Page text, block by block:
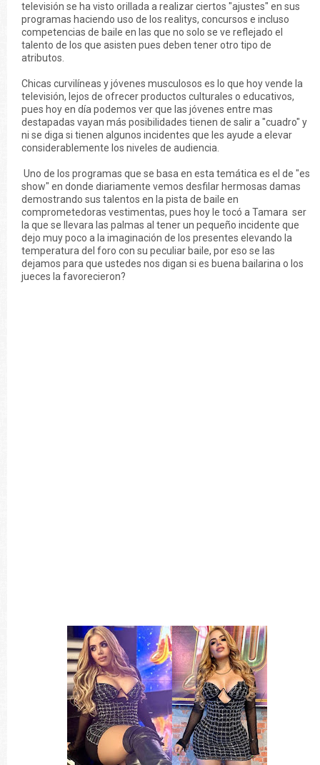
televisión se ha visto orillada a realizar ciertos "ajustes" en sus
programas haciendo uso de los realitys, concursos e incluso
competencias de baile en las que no solo se ve reflejado el
talento de los que asisten pues deben tener otro tipo de
atributos.
Chicas curvilíneas y jóvenes musculosos es lo que hoy vende la
televisión, lejos de ofrecer productos culturales o educativos,
pues hoy en día podemos ver que las jóvenes entre mas
destapadas vayan más posibilidades tienen de salir a "cuadro" y
ni se diga si tienen algunos incidentes que les ayude a elevar
considerablemente los niveles de audiencia.
Uno de los programas que se basa en esta temática es el de "es
show" en donde diariamente vemos desfilar hermosas damas
demostrando sus talentos en la pista de baile en
comprometedoras vestimentas, pues hoy le tocó a Tamara ser
la que se llevara las palmas al tener un pequeño incidente que
dejo muy poco a la imaginación de los presentes elevando la
temperatura del foro con su peculiar baile, por eso se las
dejamos para que ustedes nos digan si es buena bailarina o los
jueces la favorecieron?